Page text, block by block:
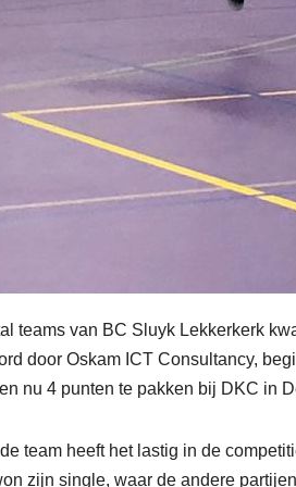
teams van BC Sluyk Lekkerkerk
door Oskam ICT Consultancy,
nu 4 punten te pakken bij DKC in
team heeft het lastig in de
zijn single, waar de andere